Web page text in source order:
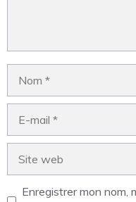
Enregistrer mon nom,